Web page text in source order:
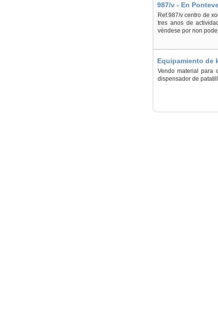
987/v - En
Ref.987/v centro de
tres anos de
véndese por non
Equipamiento de
Vendo material para
dispensador de